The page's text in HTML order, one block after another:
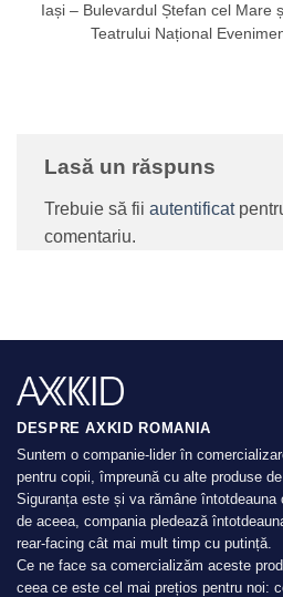
Iași – Bulevardul Ștefan cel Mare
Teatrului Național
Lasă un răspuns
Trebuie să fii autentificat
comentariu.
DESPRE AXKID ROMANIA
Suntem o companie-lider în
pentru copii, împreună cu alte produse
Siguranța este și va rămâne întotdeauna
de aceea, compania pledează
rear-facing cât mai mult timp cu putință.
Ce ne face sa comercializăm aceste
ceea ce este cel mai prețios pentru noi: